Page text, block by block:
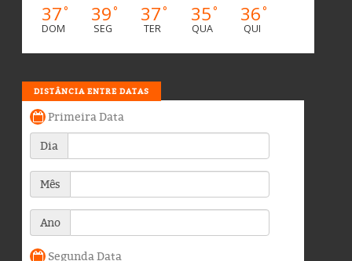
37°
DOM
39°
SEG
37°
TER
35°
QUA
36°
QUI
DISTÂNCIA ENTRE DATAS